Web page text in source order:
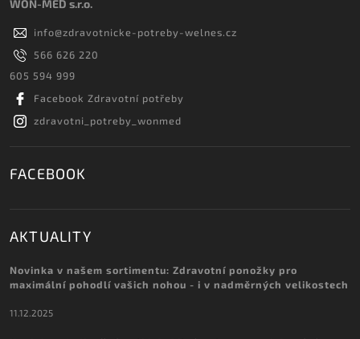
WON-MED s.r.o.
info@zdravotnicke-potreby-welnes.cz
566 626 220
605 594 999
Facebook Zdravotní potřeby
zdravotni_potreby_wonmed
FACEBOOK
AKTUALITY
Novinka v našem sortimentu: Zdravotní ponožky pro
maximální pohodlí vašich nohou - i v nadměrných velikostech
11.12.2025